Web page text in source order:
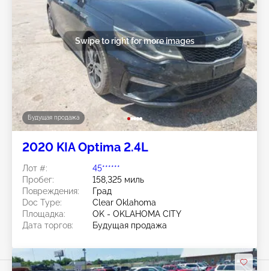
Будущая продажа
Swipe to right for more images
2020 KIA Optima 2.4L
Лот #:
45******
Пробег:
158,325 миль
Повреждения:
Град
Doc Type:
Clear Oklahoma
Площадка:
OK - OKLAHOMA CITY
Дата торгов:
Будущая продажа